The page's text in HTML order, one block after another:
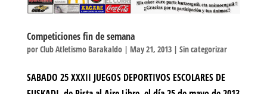
Competiciones fin de semana
porClub Atletismo Barakaldo| May 21, 2013| Sin categorizar
SABADO 25 XXXII JUEGOS DEPORTIVOS ESCOLARES DE